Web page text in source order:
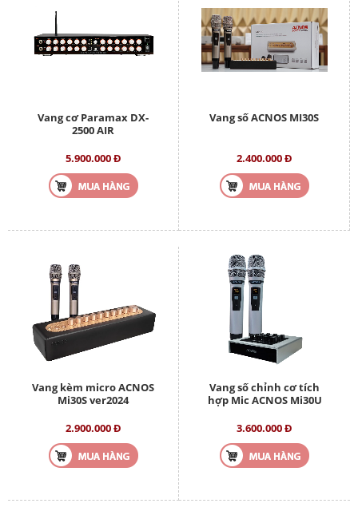
Vang cơ Paramax DX-
2500 AIR
5.900.000 Đ
Vang số ACNOS MI30S
2.400.000 Đ
Vang kèm micro ACNOS
Mi30S ver2024
2.900.000 Đ
Vang số chỉnh cơ tích
hợp Mic ACNOS Mi30U
3.600.000 Đ